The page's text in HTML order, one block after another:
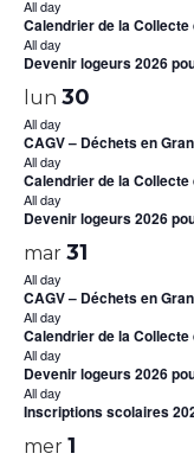
All day
Calendrier de la Collecte
All day
Devenir logeurs 2026
lun 30
All day
CAGV – Déchets en
All day
Calendrier de la Collecte
All day
Devenir logeurs 2026
mar 31
All day
CAGV – Déchets en
All day
Calendrier de la Collecte
All day
Devenir logeurs 2026
All day
Inscriptions scolaires
mer 1